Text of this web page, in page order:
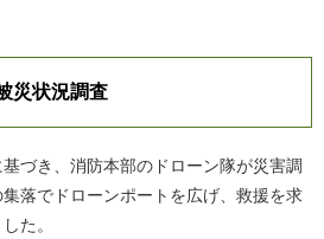
災状況調査
づき、消防本部のドローン隊が災害調
落でドローンポートを広げ、救援を求
た。